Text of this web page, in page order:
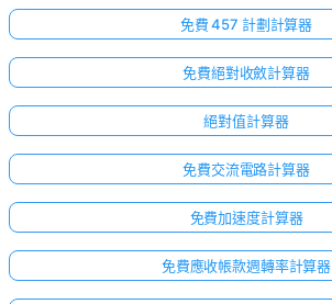
免費 457 計劃計算器
免費絕對收斂計算器
絕對值計算器
免費交流電路計算器
免費加速度計算器
免費應收帳款週轉率計算器